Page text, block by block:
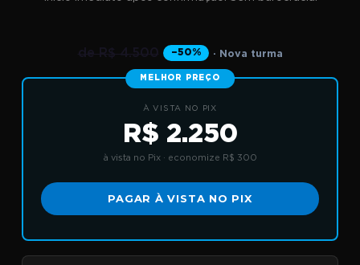
de R$ 4.500 −50% · Nova turma
MELHOR PREÇO
À VISTA NO PIX
R$ 2.250
à vista no Pix · economize R$ 300
PAGAR À VISTA NO PIX